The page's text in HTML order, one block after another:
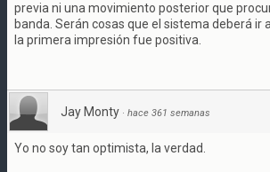
previa ni una movimiento posterior que
banda. Serán cosas que el sistema deberá ir
la primera impresión fue positiva.
Jay Monty · hace 361 semanas
Yo no soy tan optimista, la verdad.